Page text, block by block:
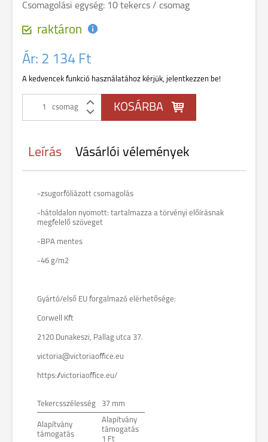
Csomagolási egység: 10 tekercs / csomag
raktáron
Ár: 2 134 Ft
A kedvencek funkció használatához kérjük, jelentkezzen be!
csomag
Leírás Vásárlói vélemények
-zsugorfóliázott csomagolás
-hátoldalon nyomott: tartalmazza a törvényi előírásnak
megfelelő szöveget
-BPA mentes
-46 g/m2
Gyártó/első EU forgalmazó elérhetősége:
Corwell Kft
2120 Dunakeszi, Pallag utca 37.
victoria@victoriaoffice.eu
https://victoriaoffice.eu/
Tekercsszélesség 37 mm
Alapítvány
támogatás
Alapítvány
támogatás
1 Ft